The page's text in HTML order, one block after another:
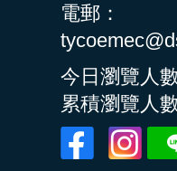
電郵：
今日瀏覽人
累積瀏覽人